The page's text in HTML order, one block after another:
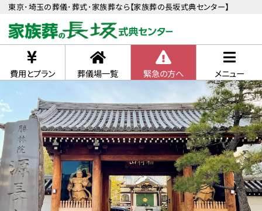
東京･埼玉の葬儀･葬式･家族葬なら【家族葬の長坂式典センター】
費用とプラン 葬儀場一覧 緊急の方へ メニュー